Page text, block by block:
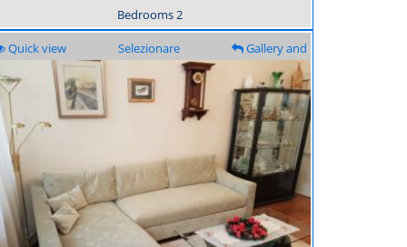
Bedrooms2
Quick view Selezionare
Gallery and